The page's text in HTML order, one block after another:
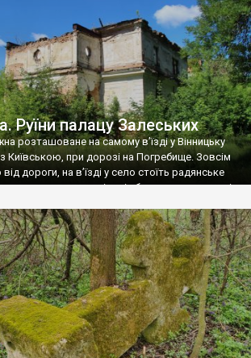
всіма традиційними ознаками – цвинтар
Хрести датуються 19 століттям. У 1924-1940
[…]
Руїни палацу Залеських
розташоване на самому в’їзді у Вінницьку
Київською, при дорозі на Погребище. Зовсім
дороги, на в’їзді у село стоїть радянське
яке показує жінку і яблуню, а трохи далі,
не видно, але видно дві стареньких колії у траві –